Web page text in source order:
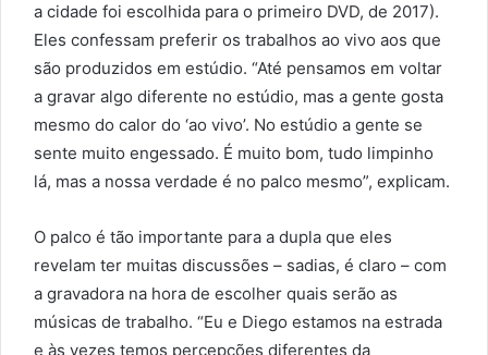
a cidade foi escolhida para o primeiro DVD, de 2017).
Eles confessam preferir os trabalhos ao vivo aos que
são produzidos em estúdio. “Até pensamos em voltar
a gravar algo diferente no estúdio, mas a gente gosta
mesmo do calor do ‘ao vivo’. No estúdio a gente se
sente muito engessado. É muito bom, tudo limpinho
lá, mas a nossa verdade é no palco mesmo”, explicam.
O palco é tão importante para a dupla que eles
revelam ter muitas discussões – sadias, é claro – com
a gravadora na hora de escolher quais serão as
músicas de trabalho. “Eu e Diego estamos na estrada
e às vezes temos percepções diferentes da